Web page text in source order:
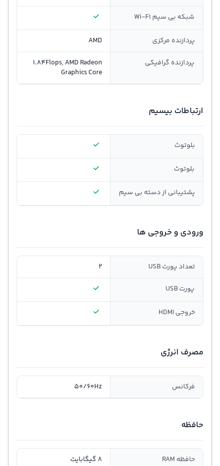
شبکه بی سيم Wi-Fi
پردازنده مرکزی AMD
پردازنده گرافیکی
1.84Flops, AMD Radeon
Graphics Core
ارتباطات بیسیم
بلوتوث
بلوتوث
پشتیبانی از دسته بی سیم
ورودی و خروجی ها
تعداد پورت USB 2
پورت USB
خروجی HDMI
مصرف انرژی
فرکانس 50/60Hz
حافظه
حافظه RAM 8 گیگابایت